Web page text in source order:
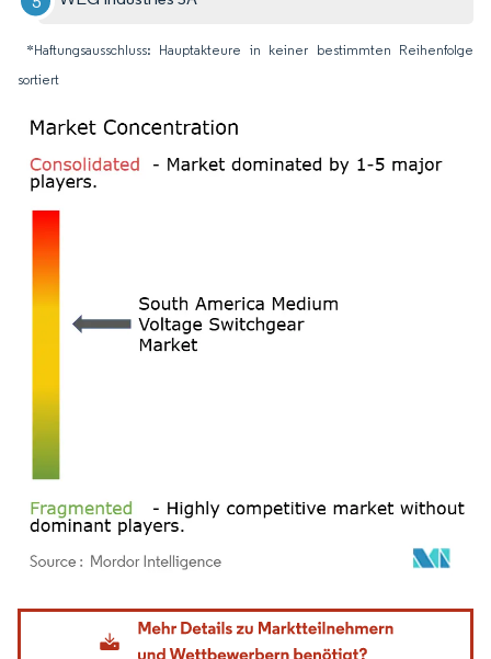
*Haftungsausschluss: Hauptakteure in keiner bestimmten Reihenfolge
sortiert
Bild © Mordor Intelligence. Wiederverwendung erfordert Namensnennung gemäß